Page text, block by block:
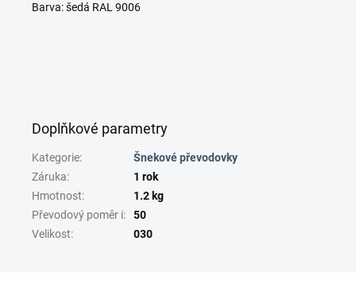
Barva: šedá RAL 9006
Doplňkové parametry
Kategorie:
Šnekové převodovky
Záruka:
1 rok
Hmotnost:
1.2 kg
Převodový poměr i:
50
Velikost: 030